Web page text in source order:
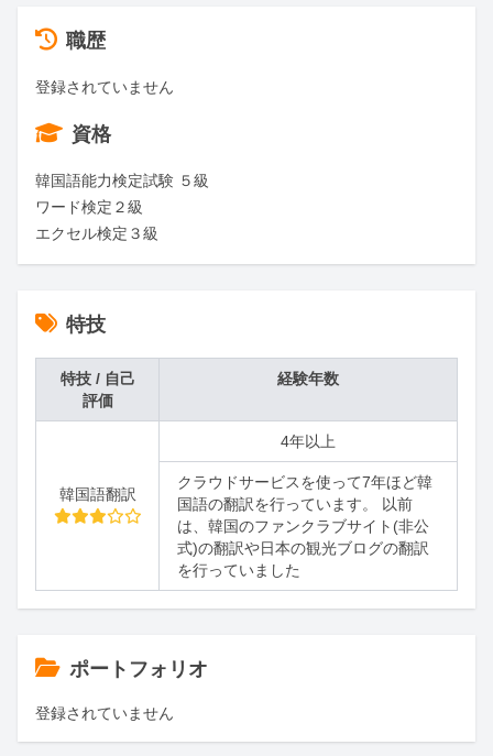
職歴
登録されていません
資格
韓国語能力検定試験 ５級
ワード検定２級
エクセル検定３級
特技
特技 / 自己
評価
経験年数
韓国語翻訳
4年以上
クラウドサービスを使って7年ほど韓
国語の翻訳を行っています。 以前
は、韓国のファンクラブサイト(非公
式)の翻訳や日本の観光ブログの翻訳
を行っていました
ポートフォリオ
登録されていません